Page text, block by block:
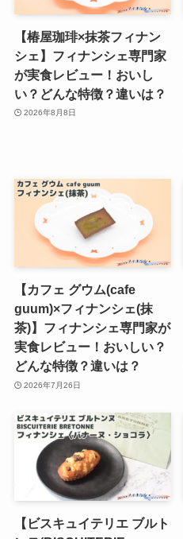
【椿屋珈琲×抹茶フィナン
シェ】フィナンシェ専門家
が実食レビュー！おいし
い？どんな特徴？違いは？
2026年8月8日
【カフェ グウム(cafe
guum)×フィナンシェ(抹
茶)】フィナンシェ専門家が
実食レビュー！おいしい？
どんな特徴？違いは？
2026年7月26日
【ビスキュイテリエ ブルト